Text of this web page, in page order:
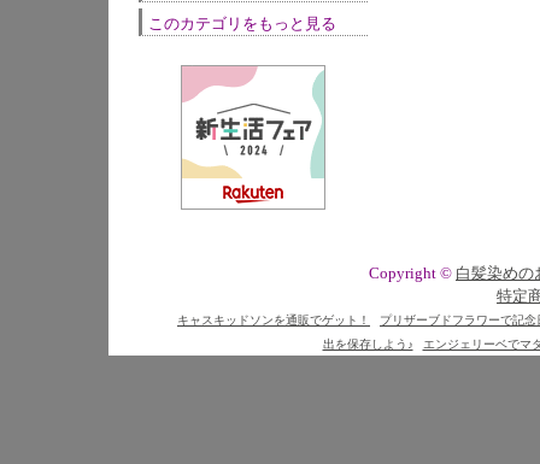
このカテゴリをもっと見る
Copyright © 白髪染めの
特定
キャスキッドソンを通販でゲット！
プリザーブドフラワーで記念
出を保存しよう♪
エンジェリーベでマ